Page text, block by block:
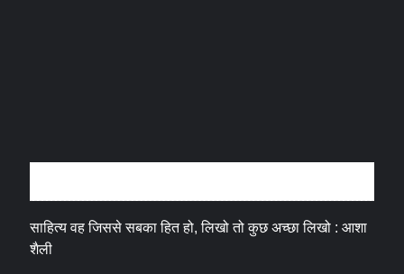
साहित्य वह जिससे सबका हित हो, लिखो तो कुछ अच्छा लिखो : आशा
शैली